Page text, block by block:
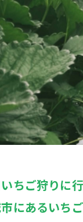
ちご狩りに
にあるいち